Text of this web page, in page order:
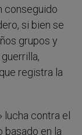
conseguido
si bien se
grupos y
registra la
lucha contra el
basado en la